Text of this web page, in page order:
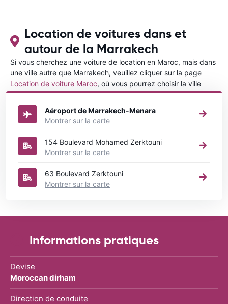
Location de voitures dans et
autour de la Marrakech
Si vous cherchez une voiture de location en Maroc, mais dans
une ville autre que Marrakech, veuillez cliquer sur la page
Location de voiture Maroc, où vous pourrez choisir la ville
dans le Maroc où vous souhaitez louer une voiture.
Aéroport de Marrakech-Menara
Montrer sur la carte
154 Boulevard Mohamed Zerktouni
Montrer sur la carte
63 Boulevard Zerktouni
Montrer sur la carte
Informations pratiques
Devise
Moroccan dirham
Direction de conduite